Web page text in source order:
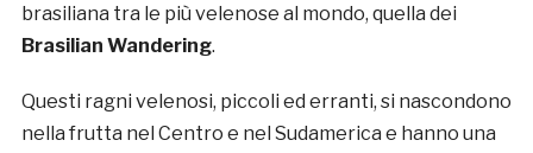
brasiliana tra le più velenose al mondo, quella dei
Brasilian Wandering.
Questi ragni velenosi, piccoli ed erranti, si nascondono
nella frutta nel Centro e nel Sudamerica e hanno una